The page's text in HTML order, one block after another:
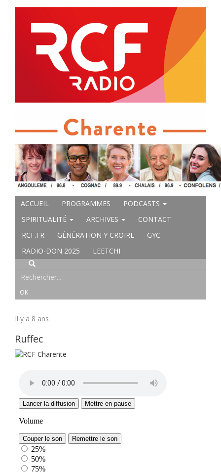
ACCUEIL PROGRAMMES
PODCASTS
SPIRITUALITÉ
ARCHIVES
CONTACT
RCF.FR
GÉNÉRATION Y CROIRE
GYC
RADIO-DON 2025
LEETCHI
Il y a 8 ans
Ruffec